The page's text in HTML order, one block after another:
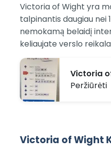
Victoria of Wight yra
talpinantis daugiau nei
nemokamą belaidį
keliaujate verslo
Victoria
Peržiūrėti
Victoria of Wight